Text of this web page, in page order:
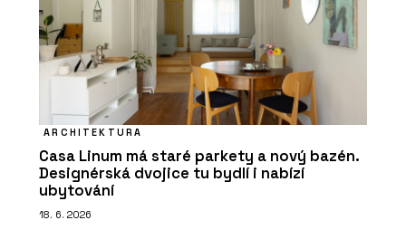
ARCHITEKTURA
Casa Linum má staré parkety a nový bazén.
Designérská dvojice tu bydlí i nabízí
ubytování
18. 6. 2026